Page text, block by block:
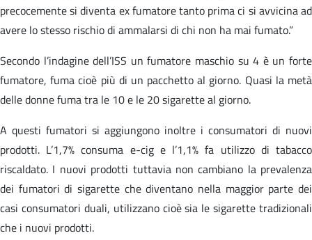
precocemente si diventa ex fumatore tanto prima ci si avvicina ad
avere lo stesso rischio di ammalarsi di chi non ha mai fumato.”
Secondo l’indagine dell’ISS un fumatore maschio su 4 è un forte
fumatore, fuma cioè più di un pacchetto al giorno. Quasi la metà
delle donne fuma tra le 10 e le 20 sigarette al giorno.
A questi fumatori si aggiungono inoltre i consumatori di nuovi
prodotti. L’1,7% consuma e-cig e l’1,1% fa utilizzo di tabacco
riscaldato. I nuovi prodotti tuttavia non cambiano la prevalenza
dei fumatori di sigarette che diventano nella maggior parte dei
casi consumatori duali, utilizzano cioè sia le sigarette tradizionali
che i nuovi prodotti.